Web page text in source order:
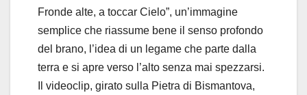
Fronde alte, a toccar Cielo”, un’immagine
semplice che riassume bene il senso profondo
del brano, l’idea di un legame che parte dalla
terra e si apre verso l’alto senza mai spezzarsi.
Il videoclip, girato sulla Pietra di Bismantova,